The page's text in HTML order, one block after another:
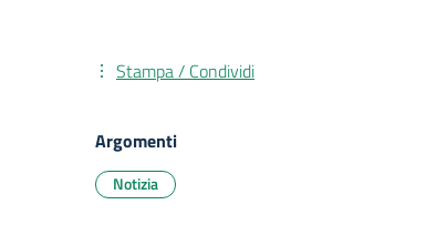
Stampa / Condividi
Argomenti
Notizia